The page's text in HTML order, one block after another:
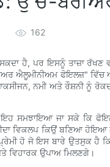
162
ਹੈ, ਪਰ ਇਸਨੂੰ ਤਾਜ਼ਾ ਰੱਖਣ
ਐਲੂਮੀਨੀਅਮ ਫੋਇਲਜ਼" ਵਿੱਚ
ਨਮੀ ਅਤੇ ਰੌਸ਼ਨੀ ਨੂੰ
ਸਮਝਾਇਆ ਜਾ ਸਕੇ ਕਿ
ਵਿਕਲਪ ਕਿਉਂ ਬਣਿਆ
ਹੋ ਜੋ ਇਸ ਬਾਰੇ ਉਤਸੁਕ ਹੈ
ਵਿਹਾਰਕ ਉਪਾਅ ਮਿਲਣਗੇ।